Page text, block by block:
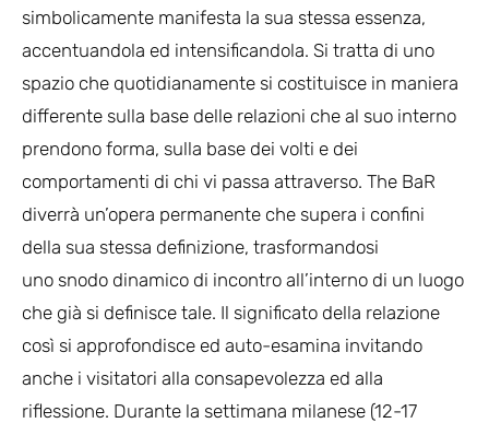
simbolicamente manifesta la sua stessa essenza,
accentuandola ed intensificandola. Si tratta di uno
spazio che quotidianamente si costituisce in maniera
differente sulla base delle relazioni che al suo interno
prendono forma, sulla base dei volti e dei
comportamenti di chi vi passa attraverso. The BaR
diverrà un’opera permanente che supera i confini
della sua stessa definizione, trasformandosi
uno snodo dinamico di incontro all’interno di un luogo
che già si definisce tale. Il significato della relazione
così si approfondisce ed auto-esamina invitando
anche i visitatori alla consapevolezza ed alla
riflessione. Durante la settimana milanese (12-17